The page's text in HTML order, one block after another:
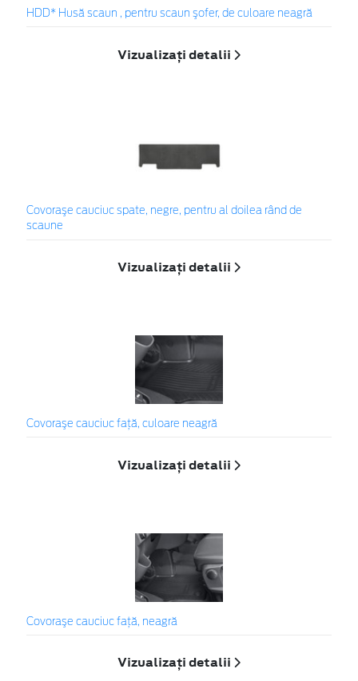
HDD* Husă scaun , pentru scaun şofer, de culoare neagră
Vizualizați detalii
Covoraşe cauciuc spate, negre, pentru al doilea rând de
scaune
Vizualizați detalii
Covoraşe cauciuc faţă, culoare neagră
Vizualizați detalii
Covoraşe cauciuc faţă, neagră
Vizualizați detalii